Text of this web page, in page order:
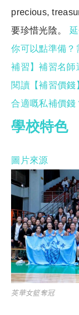
precious,
要珍惜光陰。
你可以點準備？
補習】補習名師
閱讀【補習價錢
合適嘅私補價錢
學校特色
圖片來源
英華女籃奪冠